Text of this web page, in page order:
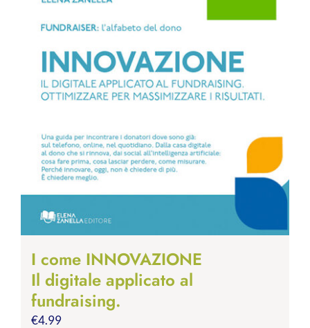
I come INNOVAZIONE
Il digitale applicato al
fundraising.
€4.99